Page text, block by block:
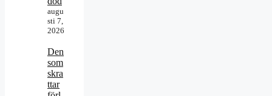
augu
sti 7,
2026
Den
som
skra
ttar